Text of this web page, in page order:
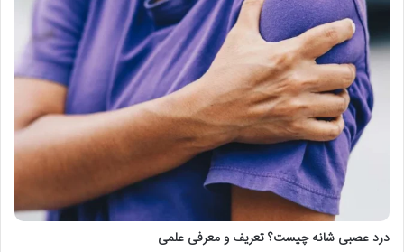
درد عصبی شانه چیست؟ تعریف و معرفی علمی